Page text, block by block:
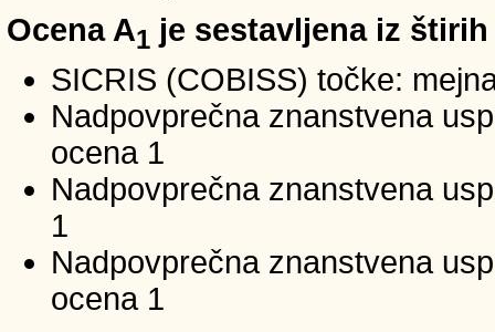
Ocena A1 je sestavljena iz
SICRIS (COBISS) točke:
Nadpovprečna znanstvena
ocena 1
Nadpovprečna znanstvena
1
Nadpovprečna znanstvena
ocena 1